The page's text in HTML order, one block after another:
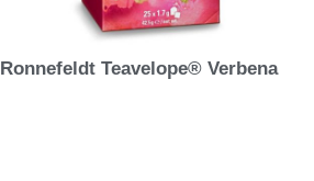
Ronnefeldt Teavelope® Verbena